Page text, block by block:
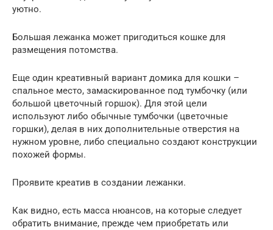
уютно.
Большая лежанка может пригодиться кошке для
размещения потомства.
Еще один креативный вариант домика для кошки –
спальное место, замаскированное под тумбочку (или
большой цветочный горшок). Для этой цели
используют либо обычные тумбочки (цветочные
горшки), делая в них дополнительные отверстия на
нужном уровне, либо специально создают конструкции
похожей формы.
Проявите креатив в создании лежанки.
Как видно, есть масса нюансов, на которые следует
обратить внимание, прежде чем приобретать или